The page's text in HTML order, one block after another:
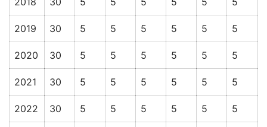
2019 30 5 5 5 5 5 5
2020 30 5 5 5 5 5 5
2021 30 5 5 5 5 5 5
2022 30 5 5 5 5 5 5